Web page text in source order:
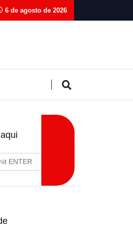
6 de agosto de 2026